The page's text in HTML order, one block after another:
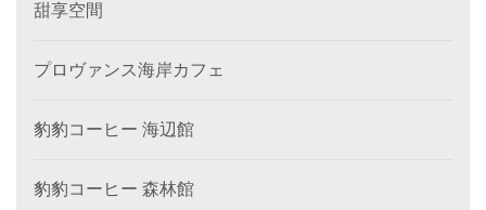
甜享空間
プロヴァンス海岸カフェ
豹豹コーヒー 海辺館
豹豹コーヒー 森林館